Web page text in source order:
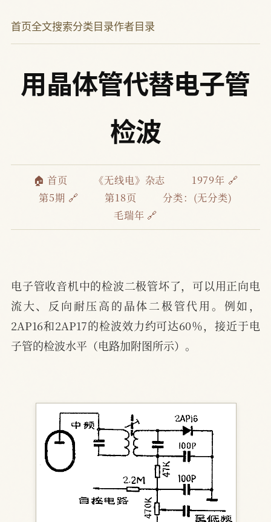
首页全文搜索分类目录作者目录
用晶体管代替电子管
检波
🏠 首页 《无线电》杂志
1979年 🔗
第5期 🔗
第18页
分类：(无分类)
毛瑞年 🔗
电子管收音机中的检波二极管坏了，可以用正向电
流大、反向耐压高的晶体二极管代用。例如，
2AP16和2AP17的检波效力约可达60％，接近于电
子管的检波水平（电路加附图所示）。